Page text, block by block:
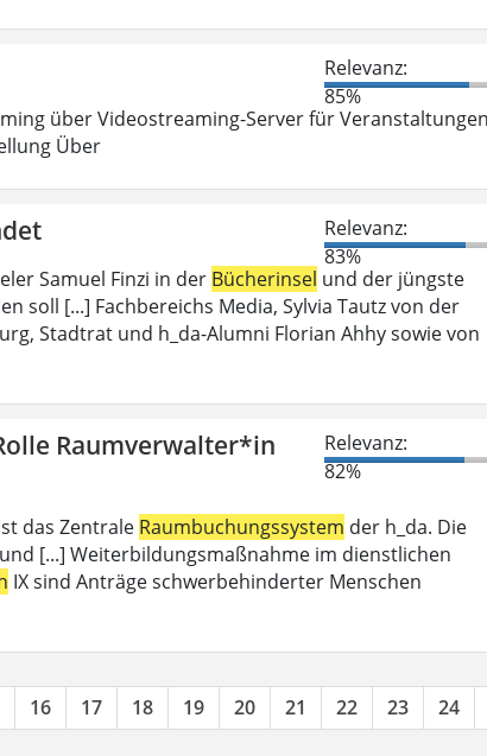
Relevanz:
85%
über Videostreaming-Server für
Über
Relevanz:
83%
Samuel Finzi in der Bücherinsel und der jüngste
soll [...] Fachbereichs Media, Sylvia Tautz von der
Stadtrat und h_da-Alumni Florian Ahhy sowie von
Raumverwalter*in
Relevanz:
82%
das Zentrale Raumbuchungssystem der h_da. Die
[...] Weiterbildungsmaßnahme im dienstlichen
IX sind Anträge schwerbehinderter Menschen
16 17 18 19 20 21 22 23 24